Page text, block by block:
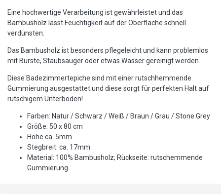
Eine hochwertige Verarbeitung ist gewährleistet und das
Bambusholz lässt Feuchtigkeit auf der Oberfläche schnell
verdunsten.
Das Bambusholz ist besonders pflegeleicht und kann problemlos
mit Bürste, Staubsauger oder etwas Wasser gereinigt werden.
Diese Badezimmertepiche sind mit einer rutschhemmende
Gummierung ausgestattet und diese sorgt für perfekten Halt auf
rutschigem Unterboden!
Farben: Natur / Schwarz / Weiß / Braun / Grau / Stone Grey
Größe: 50 x 80 cm
Höhe ca. 5mm
Stegbreit: ca. 17mm
Material: 100% Bambusholz; Rückseite: rutschemmende
Gummierung